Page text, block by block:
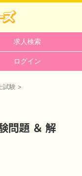
求人検索
ログイン
試験 >
問題 ＆ 解